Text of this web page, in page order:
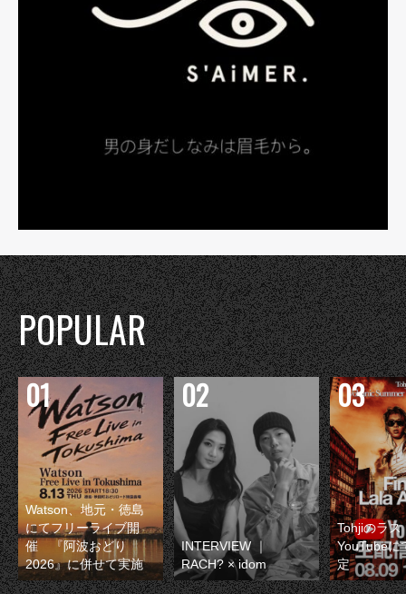
POPULAR
Watson、地元・徳島
にてフリーライブ開
催 『阿波おどり
2026』に併せて実施
INTERVIEW ｜
RACH? × idom
Tohjiのラス
YouTubeに
定